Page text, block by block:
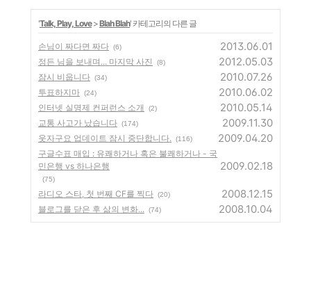
'Talk, Play, Love>Blah Blah' 카테고리의 다른 글
손님이 짜다면 짜다 (6) 2013.06.01
정든 님을 보내며... 마지막 사진 (8) 2012.05.03
잠시 비웁니다 (34) 2010.07.26
투표하지마 (24) 2010.06.02
인터넷 실명제 컨퍼런스 소개 (2) 2010.05.14
교통 사고가 났습니다 (174) 2009.11.30
웃자구요 업데이트 잠시 중단합니다. (116) 2009.04.20
구글수표 매입 : 유쾌하거나 혹은 불쾌하거나 - 국
민은행 vs 하나은행
(75)
2009.02.18
라디오 스타, 첫 번째 CF를 찍다 (20) 2008.12.15
블로그를 닫은 후 삶의 변화... (74) 2008.10.04